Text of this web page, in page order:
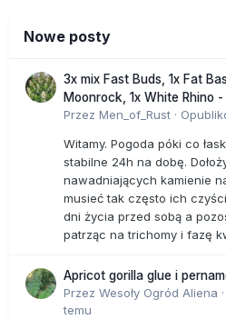
Nowe posty
3x mix Fast Buds, 1x Fat
Moonrock, 1x White Rhino
Przez Men_of_Rust ·
Witamy. Pogoda póki co
stabilne 24h na dobę.
nawadniających kamienie
musieć tak często ich
dni życia przed sobą a
patrząc na trichomy i fazę
Apricot gorilla glue i
Przez Wesoły Ogród Aliena ·
temu